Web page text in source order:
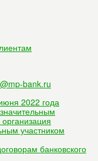
bank.ru
2022 года
участником
банковского